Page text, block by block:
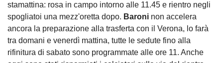
stamattina: rosa in campo intorno alle 11.45 e rientro negli
spogliatoi una mezz'oretta dopo. Baroni non accelera
ancora la preparazione alla trasferta con il Verona, lo farà
tra domani e venerdì mattina, tutte le sedute fino alla
rifinitura di sabato sono programmate alle ore 11. Anche